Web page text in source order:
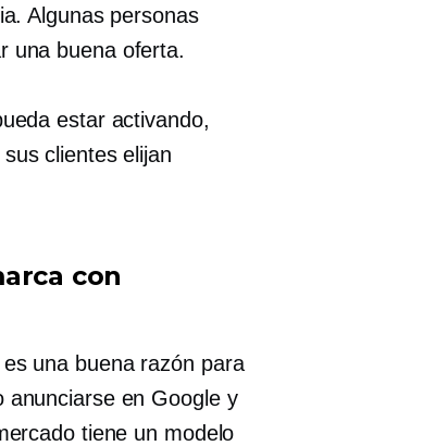
Algunas personas
una buena oferta.
estar activando,
clientes elijan
con
una buena razón para
anunciarse en Google y
tiene un modelo